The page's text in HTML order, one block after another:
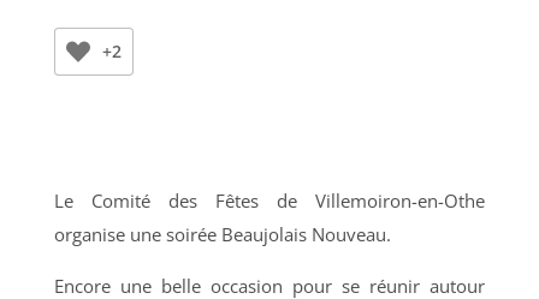
+2
Le Comité des Fêtes de Villemoiron-en-Othe
organise une soirée Beaujolais Nouveau.
Encore une belle occasion pour se réunir autour